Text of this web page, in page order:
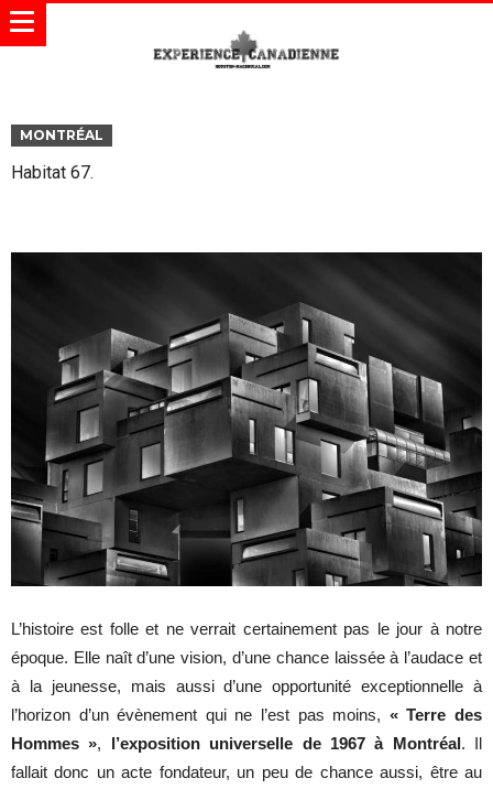
MONTRÉAL
Habitat 67.
L’histoire est folle et ne verrait certainement pas le jour à notre
époque. Elle naît d’une vision, d’une chance laissée à l’audace et
à la jeunesse, mais aussi d’une opportunité exceptionnelle à
l’horizon d’un évènement qui ne l’est pas moins, « Terre des
Hommes », l’exposition universelle de 1967 à Montréal. Il
fallait donc un acte fondateur, un peu de chance aussi, être au